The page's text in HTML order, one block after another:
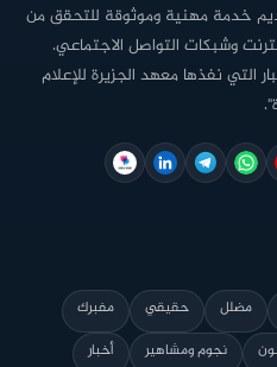
خدمة مهنية وموثوقة للتحقق من
وشبكات التواصل الاجتماعي.
التي نفذها معهد الجزيرة للإعلام
مضلل حقيقي
مفبرك
نجوم ومشاهير
أخبار